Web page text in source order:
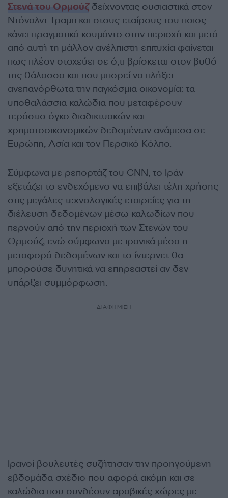
Στενά του Ορμούζδείχνοντας ουσιαστικά στον
Ντόναλντ Τραμπ και στους εταίρους του ποιος
κάνει πραγματικά κουμάντο στην περιοχή και μετά
από αυτή τη μάλλον ανέλπιστη επιτυχία φαίνεται
πως πλέον στοχεύει σε ό,τι βρίσκεται στον βυθό
της θάλασσα και που μπορεί να πλήξει
ανεπανόρθωτα την παγκόσμια οικονομία: τα
υποθαλάσσια καλώδια που μεταφέρουν
τεράστιο όγκο διαδικτυακών και
χρηματοοικονομικών δεδομένων ανάμεσα σε
Ευρώπη, Ασία και τον Περσικό Κόλπο.
Σύμφωνα με ρεπορτάζ του CNN, το Ιράν
εξετάζει το ενδεχόμενο να επιβάλει τέλη χρήσης
στις μεγάλες τεχνολογικές εταιρείες για τη
διέλευση δεδομένων μέσω καλωδίων που
περνούν από την περιοχή των Στενών του
Ορμούζ, ενώ σύμφωνα με ιρανικά μέσα η
μεταφορά δεδομένων και το ίντερνετ θα
μπορούσε δυνητικά να επηρεαστεί αν δεν
υπάρξει συμμόρφωση.
ΔΙΑΦΗΜΙΣΗ
Ιρανοί βουλευτές συζήτησαν την προηγούμενη
εβδομάδα σχέδιο που αφορά ακόμη και σε
καλώδια που συνδέουν αραβικές χώρες με